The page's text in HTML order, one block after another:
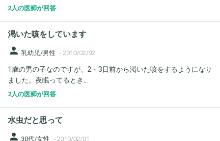
2人の医師が回答
渇いた咳をしています
person 乳幼児/男性 - 2010/02/02
1歳の男の子なのですが、2・3日前から渇いた咳をするようになり
ました。夜眠ってるとき...
2人の医師が回答
水虫だと思って
person 30代/女性 - 2010/02/01